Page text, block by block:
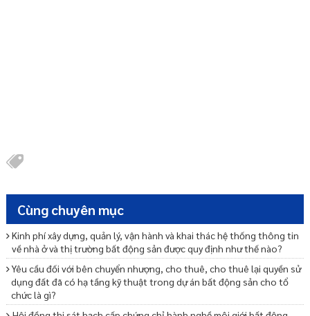
Cùng chuyên mục
Kinh phí xây dựng, quản lý, vận hành và khai thác hệ thống thông tin
về nhà ở và thị trường bất động sản được quy định như thế nào?
Yêu cầu đối với bên chuyển nhượng, cho thuê, cho thuê lại quyền sử
dụng đất đã có hạ tầng kỹ thuật trong dự án bất động sản cho tổ
chức là gì?